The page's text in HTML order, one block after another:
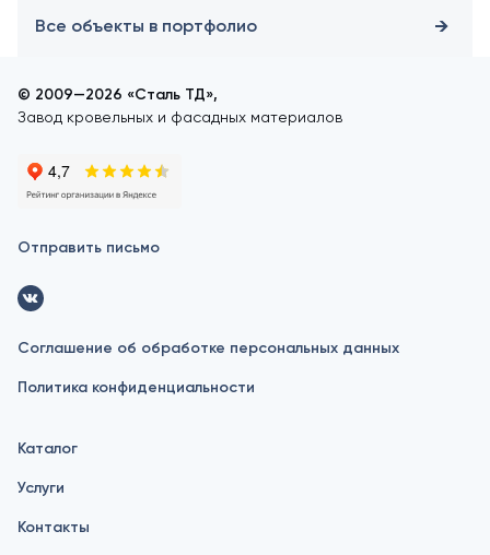
Все объекты в портфолио
© 2009—2026 «Сталь ТД»,
Завод кровельных и фасадных материалов
Отправить письмо
Соглашение об обработке персональных данных
Политика конфиденциальности
Каталог
Услуги
Контакты